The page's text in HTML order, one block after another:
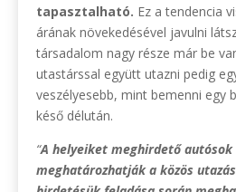
tapasztalható. Ez a tendencia
árának növekedésével javulni
társadalom nagy része már be
utastárssal együtt utazni pedig
veszélyesebb, mint bemenni egy
késő délután.
“A helyeiket meghirdető
meghatározhatják a közös